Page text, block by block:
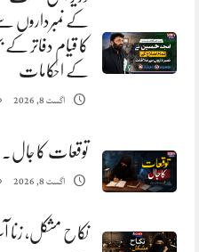
کے نمبرداروں
کا قیام دفاتر
کے احکامات
اگست 8, 2026
توقعات کا جال.
اگست 8, 2026
نکاح مشکل، زنا